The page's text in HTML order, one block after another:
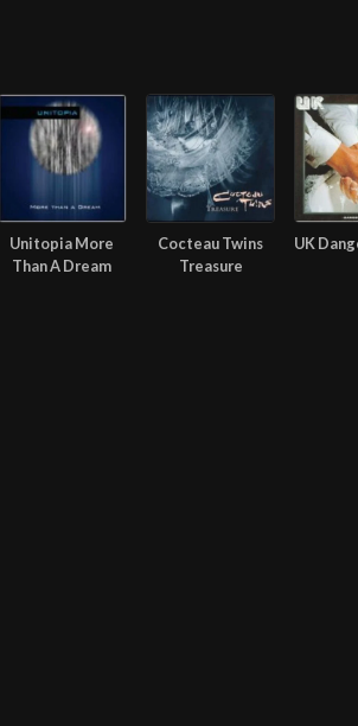
Unitopia More
Than A Dream
Cocteau Twins
Treasure
UK